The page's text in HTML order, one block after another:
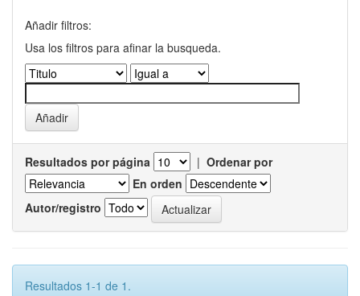
Añadir filtros:
Usa los filtros para afinar la busqueda.
Resultados por página | Ordenar por
En orden
Autor/registro
Resultados 1-1 de 1.